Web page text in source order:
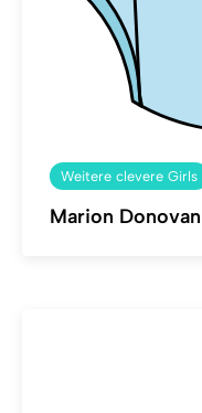
Weitere clevere Girls
Marion Donovan